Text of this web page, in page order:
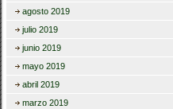
agosto 2019
julio 2019
junio 2019
mayo 2019
abril 2019
marzo 2019